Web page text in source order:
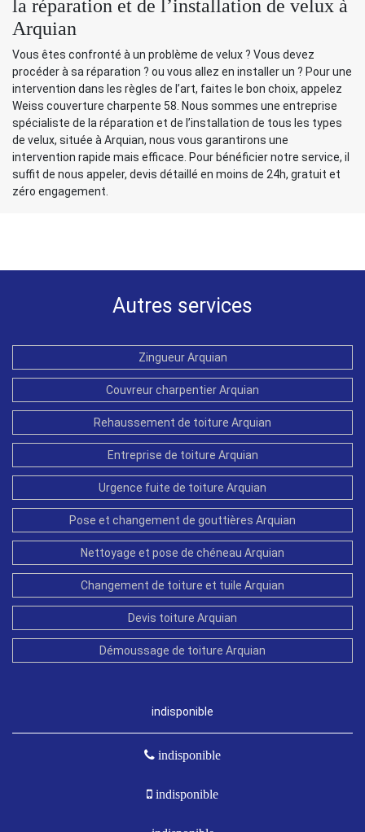
la réparation et de l’installation de velux à
Arquian
Vous êtes confronté à un problème de velux ? Vous devez
procéder à sa réparation ? ou vous allez en installer un ? Pour une
intervention dans les règles de l’art, faites le bon choix, appelez
Weiss couverture charpente 58. Nous sommes une entreprise
spécialiste de la réparation et de l’installation de tous les types
de velux, située à Arquian, nous vous garantirons une
intervention rapide mais efficace. Pour bénéficier notre service, il
suffit de nous appeler, devis détaillé en moins de 24h, gratuit et
zéro engagement.
Autres services
Zingueur Arquian
Couvreur charpentier Arquian
Rehaussement de toiture Arquian
Entreprise de toiture Arquian
Urgence fuite de toiture Arquian
Pose et changement de gouttières Arquian
Nettoyage et pose de chéneau Arquian
Changement de toiture et tuile Arquian
Devis toiture Arquian
Démoussage de toiture Arquian
indisponible
indisponible
indisponible